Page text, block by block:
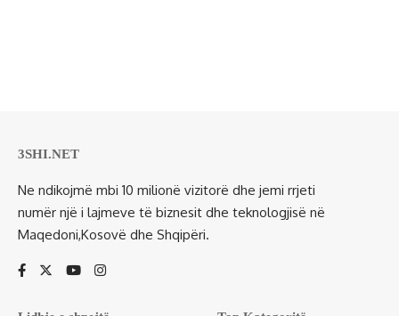
3SHI.NET
Ne ndikojmë mbi 10 milionë vizitorë dhe jemi rrjeti
numër një i lajmeve të biznesit dhe teknologjisë në
Maqedoni,Kosovë dhe Shqipëri.